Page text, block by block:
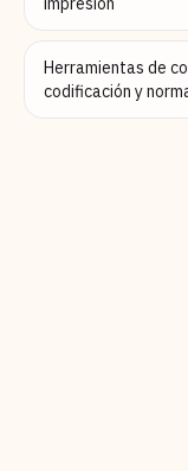
Herramientas de
codificación y